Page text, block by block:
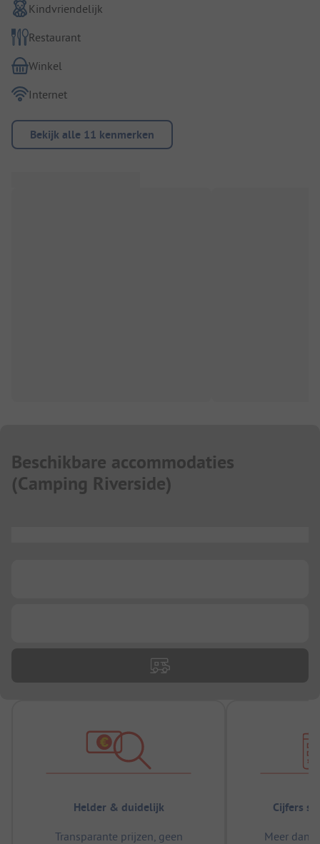
Kindvriendelijk
Restaurant
Winkel
Internet
Bekijk alle 11 kenmerken
Beschikbare accommodaties
(Camping Riverside)
Helder & duidelijk
Transparante prijzen, geen
Cijfers
Meer dan